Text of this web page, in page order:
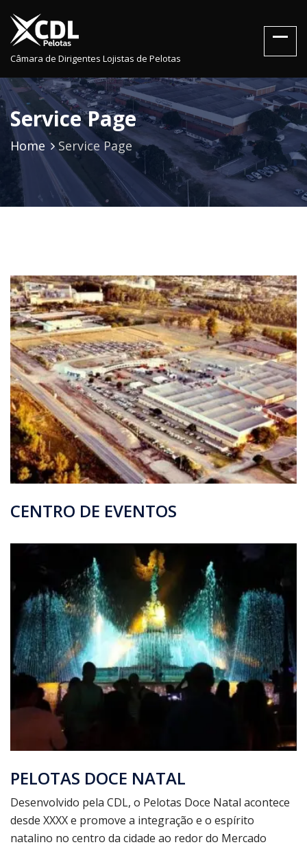
Câmara de Dirigentes Lojistas de Pelotas
Service Page
Home Service Page
CENTRO DE EVENTOS
PELOTAS DOCE NATAL
Desenvolvido pela CDL, o Pelotas Doce Natal acontece
desde XXXX e promove a integração e o espírito
natalino no centro da cidade ao redor do Mercado